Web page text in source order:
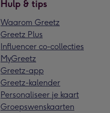
Hulp & tips
Waarom Greetz
Greetz Plus
Influencer co-collecties
MyGreetz
Greetz-app
Greetz-kalender
Personaliseer je kaart
Groepswenskaarten